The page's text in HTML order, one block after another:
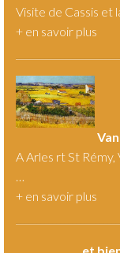
Visite de Cassis et
+ en savoir plus
A Arles rt St Rémy,
…
+ en savoir plus